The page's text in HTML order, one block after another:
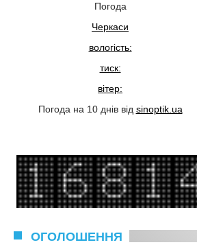
Погода
Черкаси
вологість:
тиск:
вітер:
Погода на 10 днів від sinoptik.ua
ОГОЛОШЕННЯ